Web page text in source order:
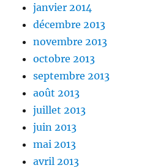
janvier 2014
décembre 2013
novembre 2013
octobre 2013
septembre 2013
août 2013
juillet 2013
juin 2013
mai 2013
avril 2013